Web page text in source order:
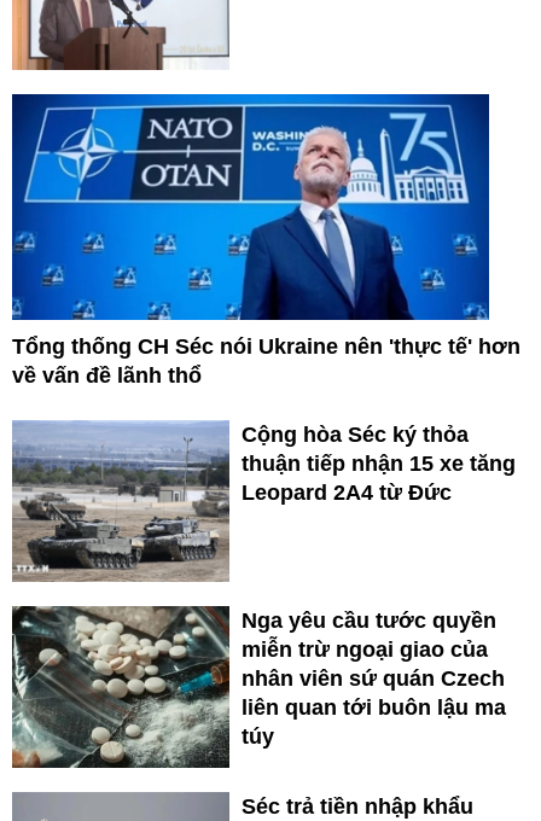
Tổng thống CH Séc nói Ukraine nên 'thực tế' hơn
về vấn đề lãnh thổ
Cộng hòa Séc ký thỏa
thuận tiếp nhận 15 xe tăng
Leopard 2A4 từ Đức
Nga yêu cầu tước quyền
miễn trừ ngoại giao của
nhân viên sứ quán Czech
liên quan tới buôn lậu ma
túy
Séc trả tiền nhập khẩu